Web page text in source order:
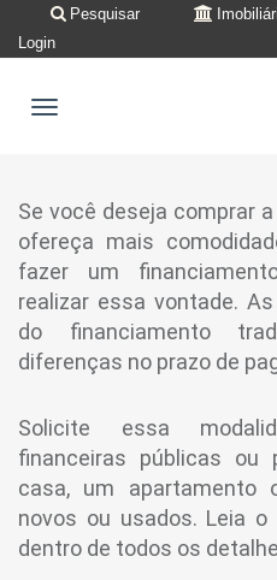
Pesquisar
Login
Se você deseja comprar
ofereça mais
fazer um
realizar essa vontade.
do financiamento
diferenças no prazo de
Solicite essa
financeiras públicas ou
casa, um apartamento
novos ou usados. Leia
dentro de todos os